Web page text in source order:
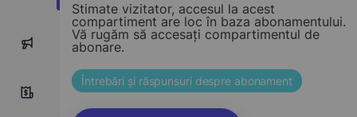
0
10
Stimate vizitator, accesul la acest
compartiment are loc în baza abonamentului.
Vă rugăm să accesați compartimentul de
abonare.
Întrebări și răspunsuri despre abonament